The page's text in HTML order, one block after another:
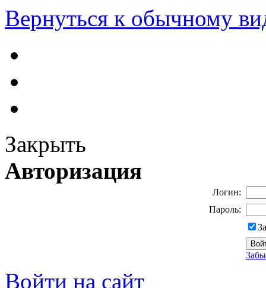
Вернуться к обычному
Закрыть
Авторизация
Логин:
Пароль:
Войти на сайт